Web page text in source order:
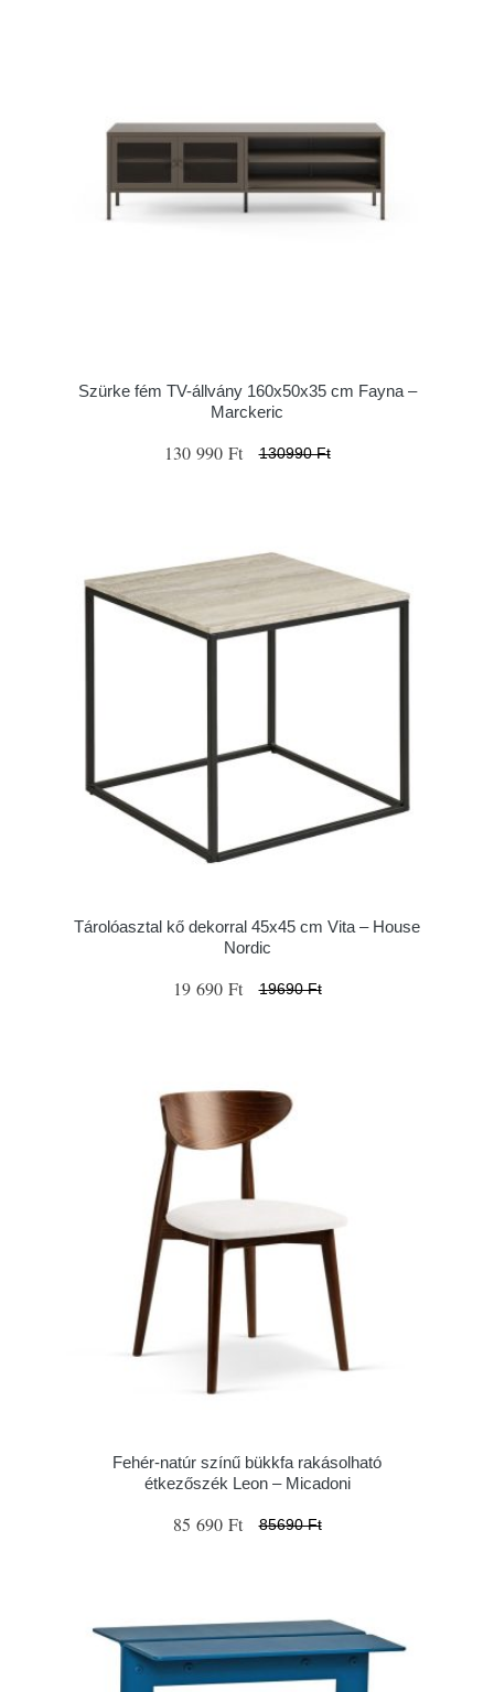
Szürke fém TV-állvány 160x50x35 cm Fayna –
Marckeric
130 990 Ft 130990 Ft
Tárolóasztal kő dekorral 45x45 cm Vita – House
Nordic
19 690 Ft 19690 Ft
Fehér-natúr színű bükkfa rakásolható
étkezőszék Leon – Micadoni
85 690 Ft 85690 Ft